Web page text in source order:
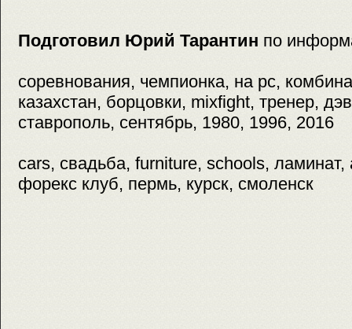
Подготовил Юрий Тарантин по
соревнования, чемпионка, на pc,
казахстан, борцовки, mixfight, тренер,
ставрополь, сентябрь, 1980, 1996, 2016
cars, свадьба, furniture, schools, ламинат,
форекс клуб, пермь, курск, смоленск